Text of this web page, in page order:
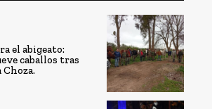
el abigeato:
caballos tras